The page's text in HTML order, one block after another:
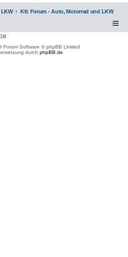
Kfz Forum - Auto, Motorrad und LKW
Forum Software © phpBB Limited
durch phpBB.de